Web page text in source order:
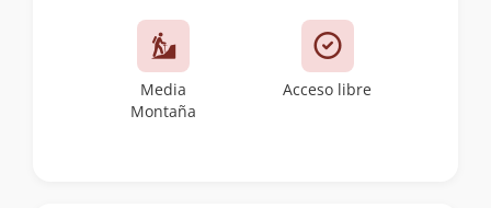
Media
Montaña
Acceso libre